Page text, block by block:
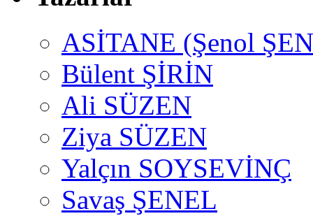
ASİTANE (Şenol
Bülent ŞİRİN
Ali SÜZEN
Ziya SÜZEN
Yalçın SOYSEVİNÇ
Savaş ŞENEL